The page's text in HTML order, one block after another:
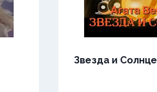
Звезда и Солнце